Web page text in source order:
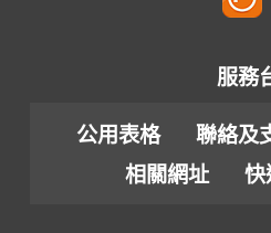
服務
公用表格 聯絡及
相關網址
快